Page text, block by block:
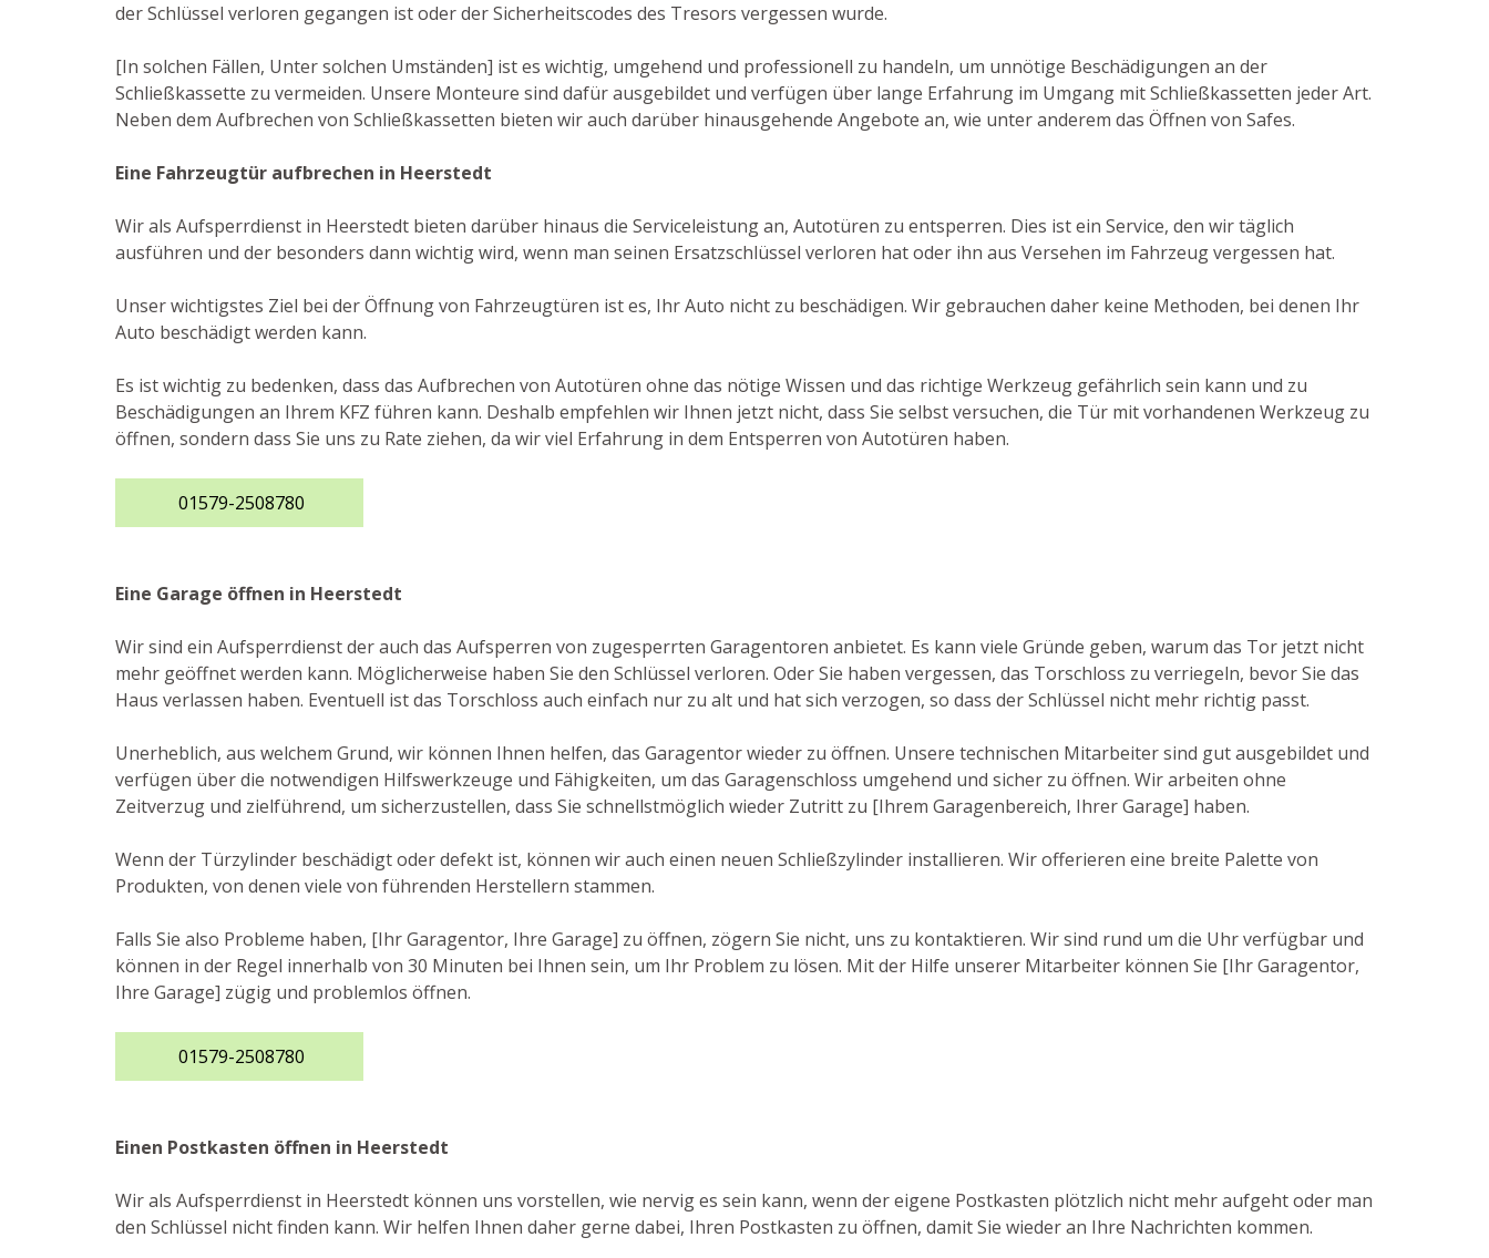
der Schlüssel verloren gegangen ist oder der Sicherheitscodes des Tresors vergessen wurde.
[In solchen Fällen, Unter solchen Umständen] ist es wichtig, umgehend und professionell zu handeln, um unnötige Beschädigungen an der
Schließkassette zu vermeiden. Unsere Monteure sind dafür ausgebildet und verfügen über lange Erfahrung im Umgang mit Schließkassetten jeder Art.
Neben dem Aufbrechen von Schließkassetten bieten wir auch darüber hinausgehende Angebote an, wie unter anderem das Öffnen von Safes.
Eine Fahrzeugtür aufbrechen in Heerstedt
Wir als Aufsperrdienst in Heerstedt bieten darüber hinaus die Serviceleistung an, Autotüren zu entsperren. Dies ist ein Service, den wir täglich
ausführen und der besonders dann wichtig wird, wenn man seinen Ersatzschlüssel verloren hat oder ihn aus Versehen im Fahrzeug vergessen hat.
Unser wichtigstes Ziel bei der Öffnung von Fahrzeugtüren ist es, Ihr Auto nicht zu beschädigen. Wir gebrauchen daher keine Methoden, bei denen Ihr
Auto beschädigt werden kann.
Es ist wichtig zu bedenken, dass das Aufbrechen von Autotüren ohne das nötige Wissen und das richtige Werkzeug gefährlich sein kann und zu
Beschädigungen an Ihrem KFZ führen kann. Deshalb empfehlen wir Ihnen jetzt nicht, dass Sie selbst versuchen, die Tür mit vorhandenen Werkzeug zu
öffnen, sondern dass Sie uns zu Rate ziehen, da wir viel Erfahrung in dem Entsperren von Autotüren haben.
01579-2508780
Eine Garage öffnen in Heerstedt
Wir sind ein Aufsperrdienst der auch das Aufsperren von zugesperrten Garagentoren anbietet. Es kann viele Gründe geben, warum das Tor jetzt nicht
mehr geöffnet werden kann. Möglicherweise haben Sie den Schlüssel verloren. Oder Sie haben vergessen, das Torschloss zu verriegeln, bevor Sie das
Haus verlassen haben. Eventuell ist das Torschloss auch einfach nur zu alt und hat sich verzogen, so dass der Schlüssel nicht mehr richtig passt.
Unerheblich, aus welchem Grund, wir können Ihnen helfen, das Garagentor wieder zu öffnen. Unsere technischen Mitarbeiter sind gut ausgebildet und
verfügen über die notwendigen Hilfswerkzeuge und Fähigkeiten, um das Garagenschloss umgehend und sicher zu öffnen. Wir arbeiten ohne
Zeitverzug und zielführend, um sicherzustellen, dass Sie schnellstmöglich wieder Zutritt zu [Ihrem Garagenbereich, Ihrer Garage] haben.
Wenn der Türzylinder beschädigt oder defekt ist, können wir auch einen neuen Schließzylinder installieren. Wir offerieren eine breite Palette von
Produkten, von denen viele von führenden Herstellern stammen.
Falls Sie also Probleme haben, [Ihr Garagentor, Ihre Garage] zu öffnen, zögern Sie nicht, uns zu kontaktieren. Wir sind rund um die Uhr verfügbar und
können in der Regel innerhalb von 30 Minuten bei Ihnen sein, um Ihr Problem zu lösen. Mit der Hilfe unserer Mitarbeiter können Sie [Ihr Garagentor,
Ihre Garage] zügig und problemlos öffnen.
01579-2508780
Einen Postkasten öffnen in Heerstedt
Wir als Aufsperrdienst in Heerstedt können uns vorstellen, wie nervig es sein kann, wenn der eigene Postkasten plötzlich nicht mehr aufgeht oder man
den Schlüssel nicht finden kann. Wir helfen Ihnen daher gerne dabei, Ihren Postkasten zu öffnen, damit Sie wieder an Ihre Nachrichten kommen.